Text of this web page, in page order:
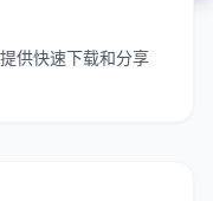
供快速下载和分享